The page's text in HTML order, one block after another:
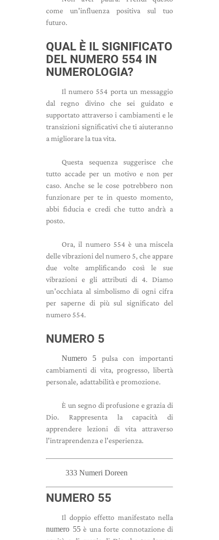
come un'influenza positiva sul tuo
futuro.
QUAL È IL SIGNIFICATO
DEL NUMERO 554 IN
NUMEROLOGIA?
Il numero 554 porta un messaggio
dal regno divino che sei guidato e
supportato attraverso i cambiamenti e le
transizioni significativi che ti aiuteranno
a migliorare la tua vita.
Questa sequenza suggerisce che
tutto accade per un motivo e non per
caso. Anche se le cose potrebbero non
funzionare per te in questo momento,
abbi fiducia e credi che tutto andrà a
posto.
Ora, il numero 554 è una miscela
delle vibrazioni del numero 5, che appare
due volte amplificando così le sue
vibrazioni e gli attributi di 4. Diamo
un'occhiata al simbolismo di ogni cifra
per saperne di più sul significato del
numero 554.
NUMERO 5
Numero 5 pulsa con importanti
cambiamenti di vita, progresso, libertà
personale, adattabilità e promozione.
È un segno di profusione e grazia di
Dio. Rappresenta la capacità di
apprendere lezioni di vita attraverso
l'intraprendenza e l'esperienza.
333 Numeri Doreen
NUMERO 55
Il doppio effetto manifestato nella
numero 55è una forte connotazione di